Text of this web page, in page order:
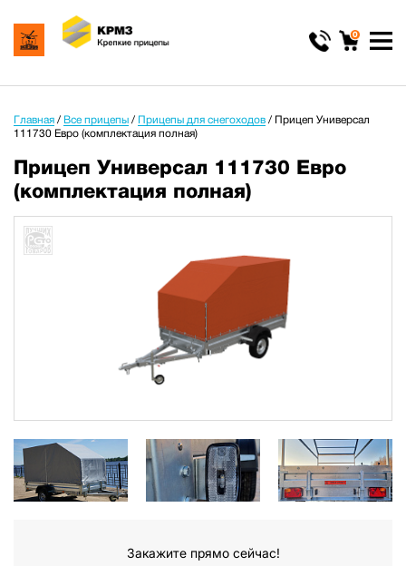
0
Главная / Все прицепы / Прицепы для снегоходов / Прицеп Универсал
111730 Евро (комплектация полная)
Прицеп Универсал 111730 Евро
(комплектация полная)
Закажите прямо сейчас!